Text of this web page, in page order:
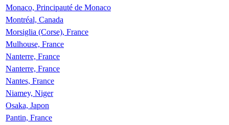
Monaco, Principauté de Monaco
Montréal, Canada
Morsiglia (Corse), France
Mulhouse, France
Nanterre, France
Nanterre, France
Nantes, France
Niamey, Niger
Osaka, Japon
Pantin, France